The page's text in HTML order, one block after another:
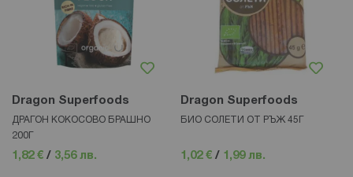
Dragon Superfoods
ДРАГОН КОКОСОВО БРАШНО
200Г
1,82 € / 3,56 лв.
Dragon Superfoods
БИО СОЛЕТИ ОТ РЪЖ 45Г
1,02 € / 1,99 лв.